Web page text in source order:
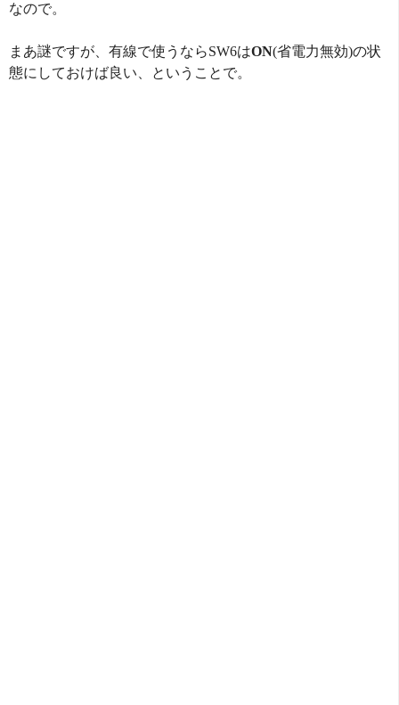
なので。
まあ謎ですが、有線で使うならSW6はON(省電力無効)の状
態にしておけば良い、ということで。